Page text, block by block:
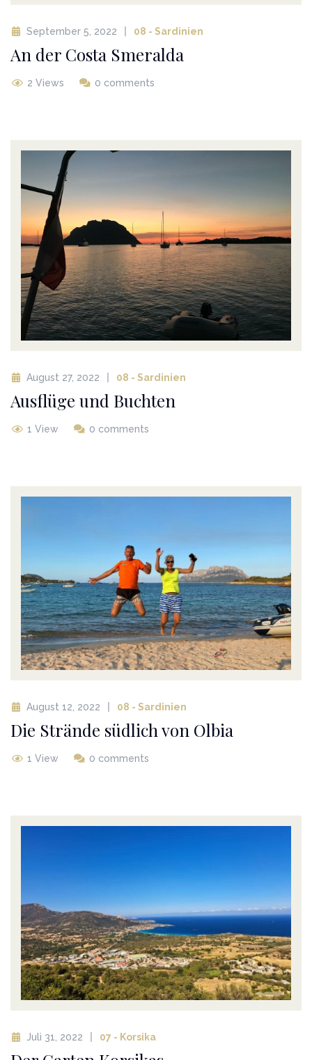
September 5, 2022 08 - Sardinien
An der Costa Smeralda
2 Views 0 comments
August 27, 2022 08 - Sardinien
Ausflüge und Buchten
1 View 0 comments
August 12, 2022 08 - Sardinien
Die Strände südlich von Olbia
1 View 0 comments
Juli 31, 2022 07 - Korsika